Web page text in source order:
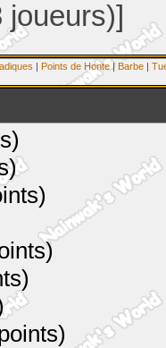
joueurs)]
| Points de Honte| Barbe |